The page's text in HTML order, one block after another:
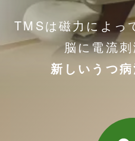
TMSは磁力によっ
脳に電流
新しいうつ